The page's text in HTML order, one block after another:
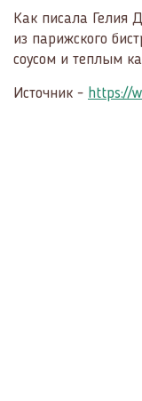
Как писала Гелия
из парижского
соусом и теплым
Источник - https://